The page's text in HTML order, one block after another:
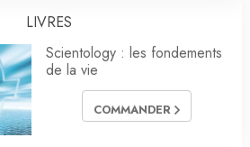
LIVRES
Scientology : les fondements
de la vie
COMMANDER